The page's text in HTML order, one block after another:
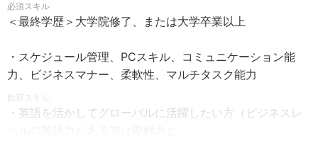
現場の迷いを解消： 「どちらを優先すべきか」を代表の目
線で判断し、現場の足止めを防ぎます。
2. 現場のリアルを代表に報告（下から上へ）
進捗とリスクの「見える化」： 現場の状況（遅れやトラブ
ルの兆候）を要約し、代表が素早く把握できる形（ダッシ
60分）
★年間休日130日（2026年） ※計画有給5日含む
・完全週休2日制（土・日）・祝日・年末年始休暇・夏季休
暇・年次有給休暇
・特別休暇（慶弔など）
必須スキル
＜最終学歴＞大学院修了、または大学卒業以上
・スケジュール管理、PCスキル、コミュニケーション能
力、ビジネスマナー、柔軟性、マルチタスク能力
歓迎スキル
・英語を活かしてグローバルに活躍したい方（ビジネスレ